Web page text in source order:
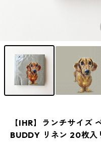
【IHR】ランチサイズ
BUDDY リネン 20枚入